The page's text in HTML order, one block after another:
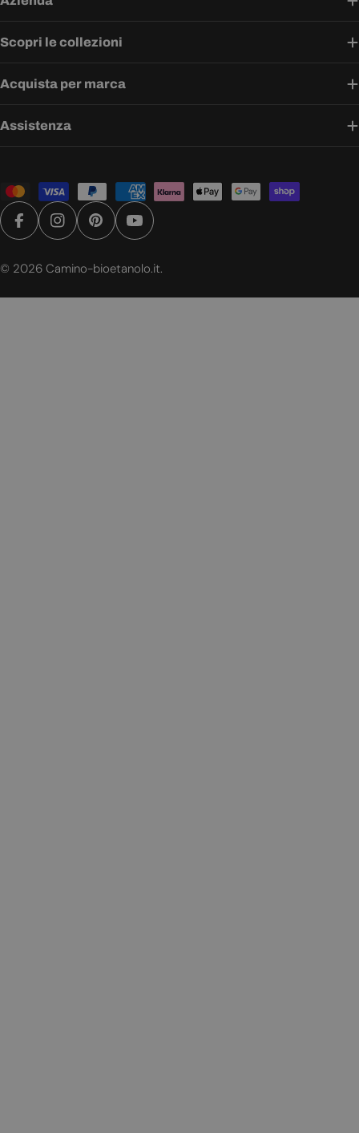
Scopri le collezioni
Acquista per marca
Assistenza
Metodi
di
pagamento
FacebookInstagramPinterestYouTube
© 2026 Camino-bioetanolo.it.